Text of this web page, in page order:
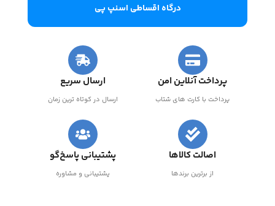
درگاه اقساطی اسنپ پی
پرداخت آنلاین امن
پرداخت با کارت های شتاب
ارسال سریع
ارسال در کوتاه ترین زمان
اصالت کالاها
از برترین برندها
پشتیبانی پاسخ‌گو
پشتیبانی و مشاوره